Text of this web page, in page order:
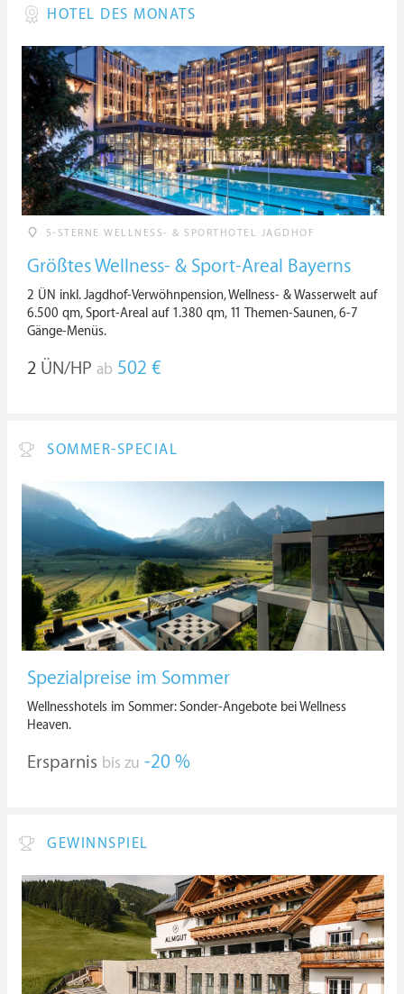
HOTEL DES MONATS
5-STERNE WELLNESS- & SPORTHOTEL JAGDHOF
Größtes Wellness- & Sport-Areal Bayerns
2 ÜN inkl. Jagdhof-Verwöhnpension, Wellness- & Wasserwelt auf
6.500 qm, Sport-Areal auf 1.380 qm, 11 Themen-Saunen, 6-7
Gänge-Menüs.
2 ÜN/HP ab 502 €
SOMMER-SPECIAL
Spezialpreise im Sommer
Wellnesshotels im Sommer: Sonder-Angebote bei Wellness
Heaven.
Ersparnis bis zu -20 %
GEWINNSPIEL